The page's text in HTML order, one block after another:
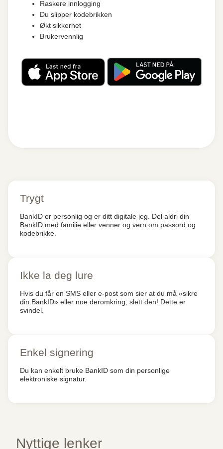
Raskere innlogging
Du slipper kodebrikken
Økt sikkerhet
Brukervennlig
Trygt
BankID er personlig og er ditt digitale jeg. Del aldri din
BankID med familie eller venner og vern om passord og
kodebrikke.
Ikke la deg lure
Hvis du får en SMS eller e-post som sier at du må «sikre
din BankID» eller noe deromkring, slett den! Dette er
svindel.
Enkel signering
Du kan enkelt bruke BankID som din personlige
elektroniske signatur.
Nyttige lenker